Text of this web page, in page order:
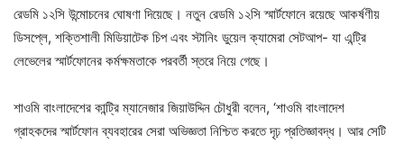
রেডমি ১২সি উন্মোচনের ঘোষণা দিয়েছে। নতুন রেডমি ১২সি স্মার্টফোনে রয়েছে আকর্ষণীয়
ডিসপ্লে, শক্তিশালী মিডিয়াটেক চিপ এবং স্টানিং ডুয়েল ক্যামেরা সেটআপ- যা এন্ট্রি
লেভেলের স্মার্টফোনের কর্মক্ষমতাকে পরবর্তী স্তরে নিয়ে গেছে।
শাওমি বাংলাদেশের কান্ট্রি ম্যানেজার জিয়াউদ্দিন চৌধুরী বলেন, ‘শাওমি বাংলাদেশ
গ্রাহকদের স্মার্টফোন ব্যবহারের সেরা অভিজ্ঞতা নিশ্চিত করতে দৃঢ় প্রতিজ্ঞাবদ্ধ। আর সেটি